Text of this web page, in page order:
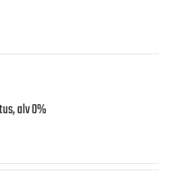
alv 0%